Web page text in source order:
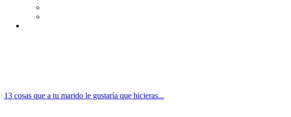
13 cosas que a tu marido le gustaría que hicieras...